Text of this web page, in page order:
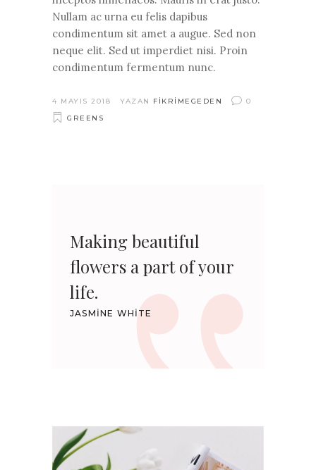
Nullam ac urna eu felis dapibus
condimentum sit amet a augue. Sed non
neque elit. Sed ut imperdiet nisi. Proin
condimentum fermentum nunc.
4 MAYIS 2018 YAZAN FIKRIMEGEDEN
0
GREENS
Making beautiful
flowers a part of your
life.
JASMINE WHITE